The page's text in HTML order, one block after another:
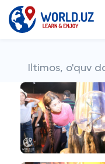
Iltimos, o'quv